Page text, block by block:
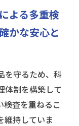
よる多重検
かな安心と
を守るため、科
体制を構築して
検査を重ねるこ
維持していま